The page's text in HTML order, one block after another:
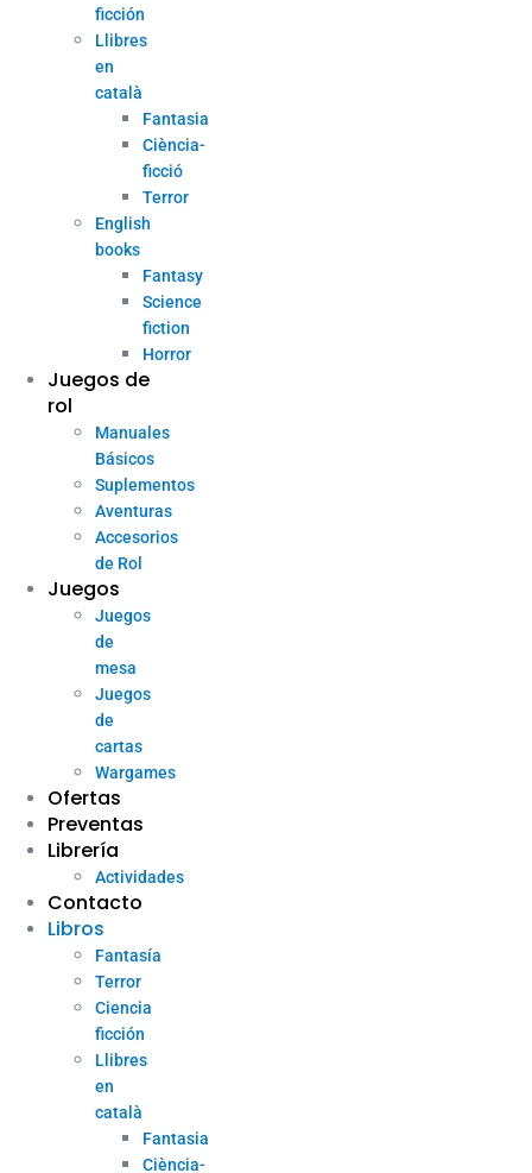
ficción
Llibres
en
català
Fantasia
Ciència-
ficció
Terror
English
books
Fantasy
Science
fiction
Horror
Juegos de
rol
Manuales
Básicos
Suplementos
Aventuras
Accesorios
de Rol
Juegos
Juegos
de
mesa
Juegos
de
cartas
Wargames
Ofertas
Preventas
Librería
Actividades
Contacto
Libros
Fantasía
Terror
Ciencia
ficción
Llibres
en
català
Fantasia
Ciència-